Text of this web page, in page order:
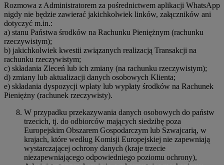
Rozmowa z Administratorem za pośrednictwem aplikacji WhatsApp
nigdy nie będzie zawierać jakichkolwiek linków, załączników ani
dotyczyć m.in.:
a) stanu Państwa środków na Rachunku Pieniężnym (rachunku
rzeczywistym);
b) jakichkolwiek kwestii związanych realizacją Transakcji na
rachunku rzeczywistym;
c) składania Zleceń lub ich zmiany (na rachunku rzeczywistym);
d) zmiany lub aktualizacji danych osobowych Klienta;
e) składania dyspozycji wpłaty lub wypłaty środków na Rachunek
Pieniężny (rachunek rzeczywisty).
W przypadku przekazywania danych osobowych do państw
trzecich, tj. do odbiorców mających siedzibę poza
Europejskim Obszarem Gospodarczym lub Szwajcarią, w
krajach, które według Komisji Europejskiej nie zapewniają
wystarczającej ochrony danych (kraje trzecie
niezapewniającego odpowiedniego poziomu ochrony),